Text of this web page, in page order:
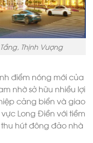
Thịnh Vượng
điểm nóng mới của
nhờ sở hữu nhiều lợi
cảng biển và giao
Long Điền với tiềm
hút đông đảo nhà